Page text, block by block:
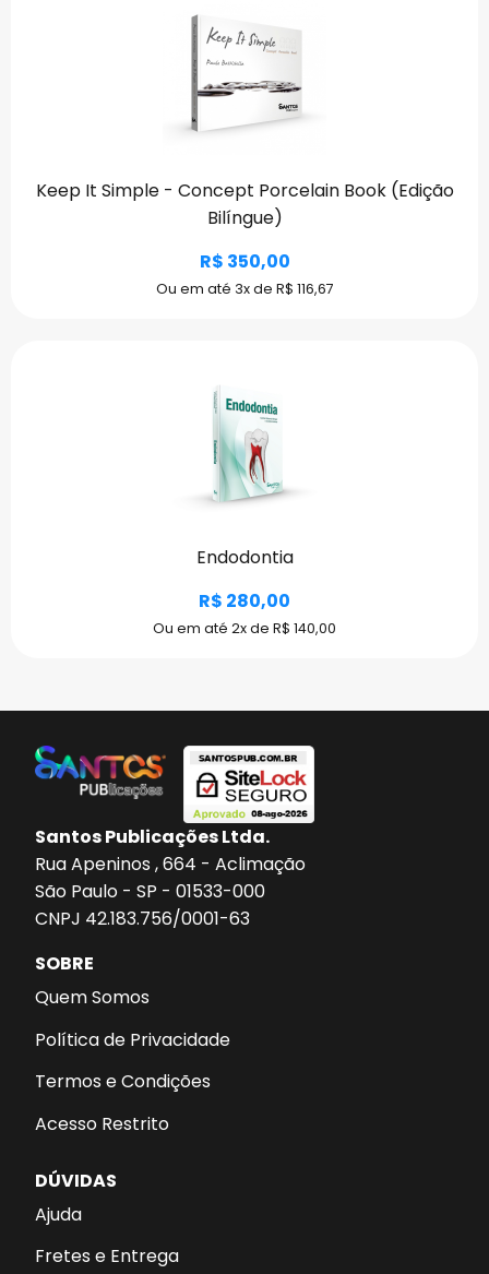
Keep It Simple - Concept Porcelain Book (Edição
Bilíngue)
R$ 350,00
Ou em até 3x de R$ 116,67
Endodontia
R$ 280,00
Ou em até 2x de R$ 140,00
Santos Publicações Ltda.
Rua Apeninos , 664 - Aclimação
São Paulo - SP - 01533-000
CNPJ 42.183.756/0001-63
SOBRE
Quem Somos
Política de Privacidade
Termos e Condições
Acesso Restrito
DÚVIDAS
Ajuda
Fretes e Entrega